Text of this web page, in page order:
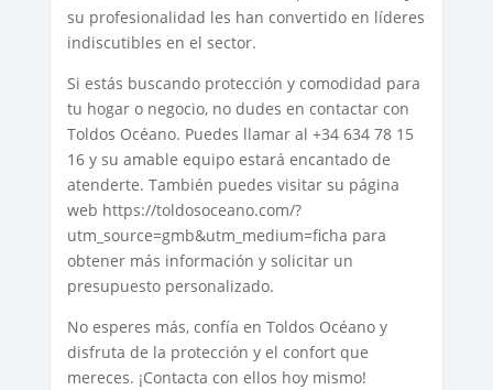
su profesionalidad les han convertido en líderes
indiscutibles en el sector.
Si estás buscando protección y comodidad para
tu hogar o negocio, no dudes en contactar con
Toldos Océano. Puedes llamar al +34 634 78 15
16 y su amable equipo estará encantado de
atenderte. También puedes visitar su página
web https://toldosoceano.com/?
utm_source=gmb&utm_medium=ficha para
obtener más información y solicitar un
presupuesto personalizado.
No esperes más, confía en Toldos Océano y
disfruta de la protección y el confort que
mereces. ¡Contacta con ellos hoy mismo!